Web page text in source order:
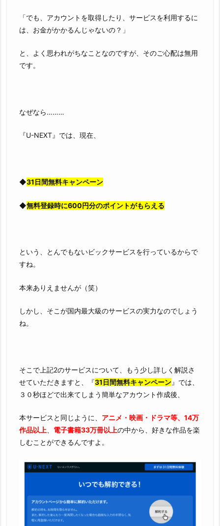
「でも、アカウントを取得したり、サービスを利用するに
は、お金がかかるんじゃないの？」
と、よく思われがちなことなのですが、そのご心配は無用
です。
なぜなら………
『U-NEXT』では、現在、
◆31日間無料キャンペーン
◆無料登録時に600円分のポイントがもらえる
という、とんでもないビックサービスを行っているからで
すね。
本来ありえませんが（笑）
しかし、そこが国内最大級のサービスの実力なのでしょう
ね。
そこで上記2のサービスについて、もう少し詳しく解説さ
せていただきますと、『31日間無料キャンペーン』では、
３０秒ほどで出来てしまう簡単なアカウント作成後、
本サービスと同じように、 アニメ・映画・ドラマ等、14万
作品以上
電子書籍33万冊以上の中から、好きな作品を楽
しむことができるんですよ。